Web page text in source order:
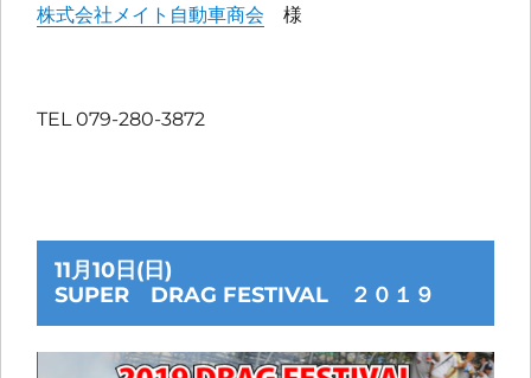
株式会社メイト自動車商会 様
TEL 079-280-3872
11月10日(日)
SUPER DRAG FESTIVAL ２０１９